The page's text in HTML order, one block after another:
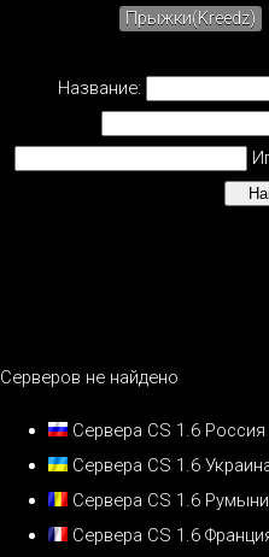
Прыжки(Kreedz)
Название:
Серверов не найдено
Сервера CS 1.6 Россия
Сервера CS 1.6
Сервера CS 1.6
Сервера CS 1.6